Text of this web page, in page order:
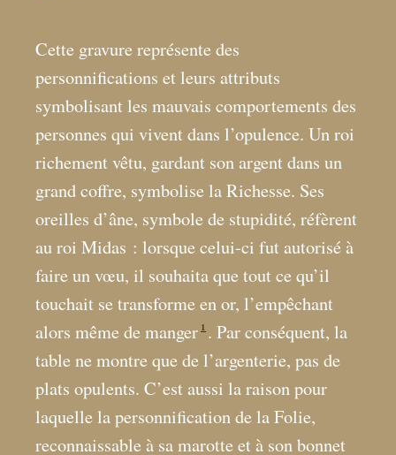
Cette gravure représente des
personnifications et leurs attributs
symbolisant les mauvais comportements des
personnes qui vivent dans l’opulence. Un roi
richement vêtu, gardant son argent dans un
grand coffre, symbolise la Richesse. Ses
oreilles d’âne, symbole de stupidité, réfèrent
au roi Midas : lorsque celui-ci fut autorisé à
faire un vœu, il souhaita que tout ce qu’il
touchait se transforme en or, l’empêchant
alors même de manger 1 . Par conséquent, la
table ne montre que de l’argenterie, pas de
plats opulents. C’est aussi la raison pour
laquelle la personnification de la Folie,
reconnaissable à sa marotte et à son bonnet